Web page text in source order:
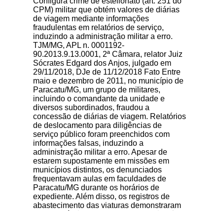
CPM) militar que obtém valores de diárias
de viagem mediante informações
fraudulentas em relatórios de serviço,
induzindo a administração militar a erro.
TJM/MG, APL n. 0001192-
90.2013.9.13.0001, 2ª Câmara, relator Juiz
Sócrates Edgard dos Anjos, julgado em
29/11/2018, DJe de 11/12/2018 Fato Entre
maio e dezembro de 2011, no município de
Paracatu/MG, um grupo de militares,
incluindo o comandante da unidade e
diversos subordinados, fraudou a
concessão de diárias de viagem. Relatórios
de deslocamento para diligências de
serviço público foram preenchidos com
informações falsas, induzindo a
administração militar a erro. Apesar de
estarem supostamente em missões em
municípios distintos, os denunciados
frequentavam aulas em faculdades de
Paracatu/MG durante os horários de
expediente. Além disso, os registros de
abastecimento das viaturas demonstraram